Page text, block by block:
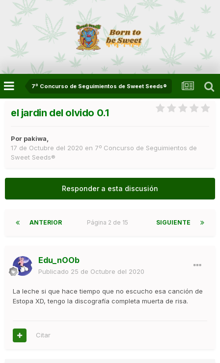
7º Concurso de Seguimientos de Sweet Seeds®
el jardin del olvido 0.1
Por pakiwa,
17 de Octubre del 2020 en 7º Concurso de Seguimientos de
Sweet Seeds®
Responder a esta discusión
ANTERIOR SIGUIENTE
Página 2 de 15
Edu_nOOb
Publicado 25 de Octubre del 2020
La leche si que hace tiempo que no escucho esa canción de
Estopa XD, tengo la discografía completa muerta de risa.
Citar